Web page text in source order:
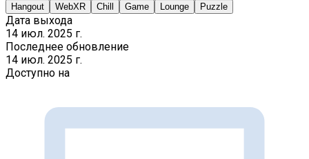
Hangout WebXR Chill Game Lounge Puzzle
Дата выхода
14 июл. 2025 г.
Последнее обновление
14 июл. 2025 г.
Доступно на